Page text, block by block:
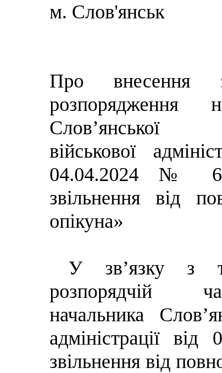
м. Слов'янськ
Про внесення
розпорядження
Слов’янської
військової
04.04.2024 №
звільнення від
опікуна»
У зв’язку з
розпорядчій
начальника
адміністрації
звільнення від